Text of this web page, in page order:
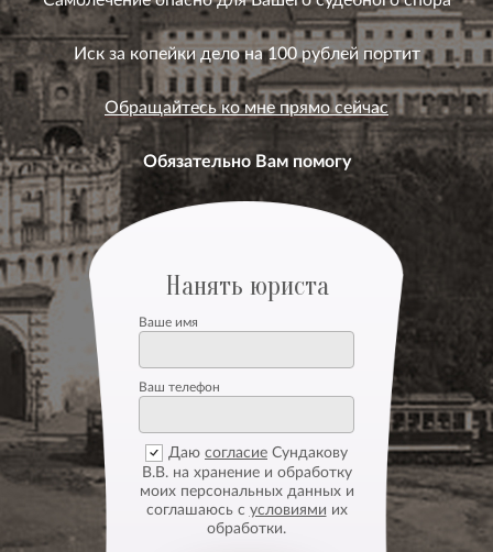
Иск за копейки дело на 100 рублей портит
Обращайтесь ко мне прямо сейчас
Обязательно Вам помогу
Нанять юриста
Ваше имя
Ваш телефон
Даю согласие Сундакову
В.В. на хранение и обработку
моих персональных данных и
соглашаюсь с условиями их
обработки.